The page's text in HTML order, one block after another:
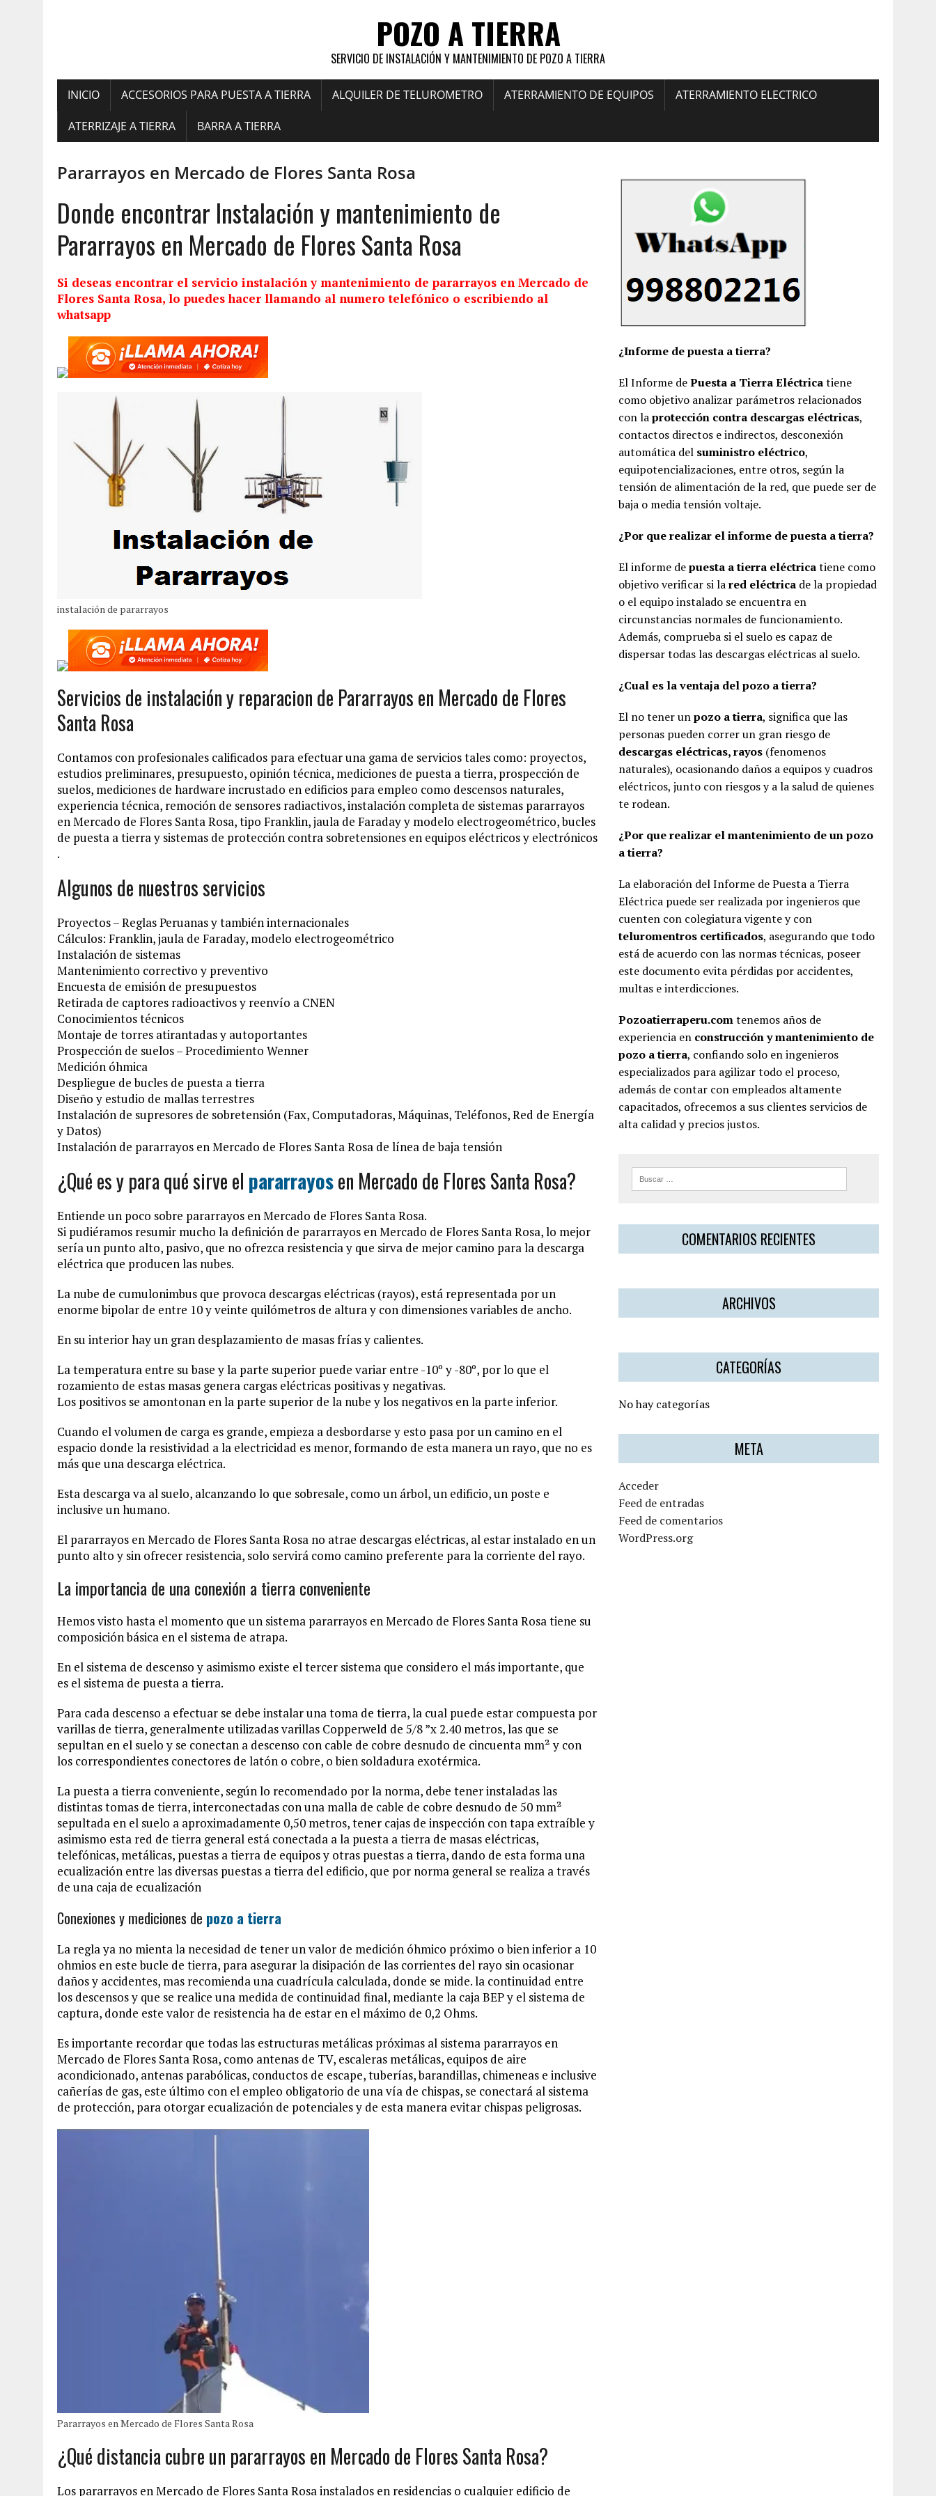
POZO A TIERRA
SERVICIO DE INSTALACIÓN Y MANTENIMIENTO DE POZO A TIERRA
INICIO ACCESORIOS PARA PUESTA A TIERRA ALQUILER DE TELUROMETRO ATERRAMIENTO DE EQUIPOS ATERRAMIENTO ELECTRICO
ATERRIZAJE A TIERRA BARRA A TIERRA
Pararrayos en Mercado de Flores Santa Rosa
Donde encontrar Instalación y mantenimiento de
Pararrayos en Mercado de Flores Santa Rosa
Si deseas encontrar el servicio instalacióny mantenimiento de pararrayos en Mercado de
Flores Santa Rosa, lo puedes hacer llamando al numero telefónico o escribiendo al
whatsapp
instalación de pararrayos
Servicios de instalación y reparacion de Pararrayos en Mercado de Flores
Santa Rosa
Contamos con profesionales calificados para efectuar una gama de servicios tales como: proyectos,
estudios preliminares, presupuesto, opinión técnica, mediciones de puesta a tierra, prospección de
suelos, mediciones de hardware incrustado en edificios para empleo como descensos naturales,
experiencia técnica, remoción de sensores radiactivos, instalación completa de sistemas pararrayos
en Mercado de Flores Santa Rosa, tipo Franklin, jaula de Faraday y modelo electrogeométrico, bucles
de puesta a tierra y sistemas de protección contra sobretensiones en equipos eléctricos y electrónicos
.
Algunos de nuestros servicios
Proyectos – Reglas Peruanas y también internacionales
Cálculos: Franklin, jaula de Faraday, modelo electrogeométrico
Instalación de sistemas
Mantenimiento correctivo y preventivo
Encuesta de emisión de presupuestos
Retirada de captores radioactivos y reenvío a CNEN
Conocimientos técnicos
Montaje de torres atirantadas y autoportantes
Prospección de suelos – Procedimiento Wenner
Medición óhmica
Despliegue de bucles de puesta a tierra
Diseño y estudio de mallas terrestres
Instalación de supresores de sobretensión (Fax, Computadoras, Máquinas, Teléfonos, Red de Energía
y Datos)
Instalación de pararrayos en Mercado de Flores Santa Rosa de línea de baja tensión
¿Qué es y para qué sirve el pararrayosen Mercado de Flores Santa Rosa?
Entiende un poco sobre pararrayos en Mercado de Flores Santa Rosa.
Si pudiéramos resumir mucho la definición de pararrayos en Mercado de Flores Santa Rosa, lo mejor
sería un punto alto, pasivo, que no ofrezca resistencia y que sirva de mejor camino para la descarga
eléctrica que producen las nubes.
La nube de cumulonimbus que provoca descargas eléctricas (rayos), está representada por un
enorme bipolar de entre 10 y veinte quilómetros de altura y con dimensiones variables de ancho.
En su interior hay un gran desplazamiento de masas frías y calientes.
La temperatura entre su base y la parte superior puede variar entre -10º y -80º, por lo que el
rozamiento de estas masas genera cargas eléctricas positivas y negativas.
Los positivos se amontonan en la parte superior de la nube y los negativos en la parte inferior.
Cuando el volumen de carga es grande, empieza a desbordarse y esto pasa por un camino en el
espacio donde la resistividad a la electricidad es menor, formando de esta manera un rayo, que no es
más que una descarga eléctrica.
Esta descarga va al suelo, alcanzando lo que sobresale, como un árbol, un edificio, un poste e
inclusive un humano.
El pararrayos en Mercado de Flores Santa Rosa no atrae descargas eléctricas, al estar instalado en un
punto alto y sin ofrecer resistencia, solo servirá como camino preferente para la corriente del rayo.
La importancia de una conexión a tierra conveniente
Hemos visto hasta el momento que un sistema pararrayos en Mercado de Flores Santa Rosa tiene su
composición básica en el sistema de atrapa.
En el sistema de descenso y asimismo existe el tercer sistema que considero el más importante, que
es el sistema de puesta a tierra.
Para cada descenso a efectuar se debe instalar una toma de tierra, la cual puede estar compuesta por
varillas de tierra, generalmente utilizadas varillas Copperweld de 5/8 ”x 2.40 metros, las que se
sepultan en el suelo y se conectan a descenso con cable de cobre desnudo de cincuenta mm² y con
los correspondientes conectores de latón o cobre, o bien soldadura exotérmica.
La puesta a tierra conveniente, según lo recomendado por la norma, debe tener instaladas las
distintas tomas de tierra, interconectadas con una malla de cable de cobre desnudo de 50 mm²
sepultada en el suelo a aproximadamente 0,50 metros, tener cajas de inspección con tapa extraíble y
asimismo esta red de tierra general está conectada a la puesta a tierra de masas eléctricas,
telefónicas, metálicas, puestas a tierra de equipos y otras puestas a tierra, dando de esta forma una
ecualización entre las diversas puestas a tierra del edificio, que por norma general se realiza a través
de una caja de ecualización
Conexiones y mediciones de pozo a tierra
La regla ya no mienta la necesidad de tener un valor de medición óhmico próximo o bien inferior a 10
ohmios en este bucle de tierra, para asegurar la disipación de las corrientes del rayo sin ocasionar
daños y accidentes, mas recomienda una cuadrícula calculada, donde se mide. la continuidad entre
los descensos y que se realice una medida de continuidad final, mediante la caja BEP y el sistema de
captura, donde este valor de resistencia ha de estar en el máximo de 0,2 Ohms.
Es importante recordar que todas las estructuras metálicas próximas al sistema pararrayos en
Mercado de Flores Santa Rosa, como antenas de TV, escaleras metálicas, equipos de aire
acondicionado, antenas parabólicas, conductos de escape, tuberías, barandillas, chimeneas e inclusive
cañerías de gas, este último con el empleo obligatorio de una vía de chispas, se conectará al sistema
de protección, para otorgar ecualización de potenciales y de esta manera evitar chispas peligrosas.
Pararrayos en Mercado de Flores Santa Rosa
¿Qué distancia cubre un pararrayos en Mercado de Flores Santa Rosa?
Los pararrayos en Mercado de Flores Santa Rosa instalados en residencias o cualquier edificio de
¿Informe de puesta a tierra?
El Informe dePuesta a Tierra Eléctricatiene
como objetivo analizar parámetros relacionados
con laprotección contra descargas eléctricas,
contactos directos e indirectos, desconexión
automática del suministro eléctrico,
equipotencializaciones, entre otros, según la
tensión de alimentación de la red, que puede ser de
baja o media tensión voltaje.
¿Por que realizar el informe de puesta a tierra?
El informe depuesta a tierra eléctricatiene como
objetivo verificar si lared eléctrica de la propiedad
o el equipo instalado se encuentra en
circunstancias normales de funcionamiento.
Además, comprueba si el suelo es capaz de
dispersar todas las descargas eléctricas al suelo.
¿Cual es la ventaja del pozo a tierra?
El no tener unpozo a tierra, significa que las
personas pueden correr un gran riesgo de
descargas eléctricas, rayos (fenomenos
naturales), ocasionando daños a equipos y cuadros
eléctricos, junto con riesgos y a la salud de quienes
te rodean.
¿Por que realizar el mantenimiento de un pozo
a tierra?
La elaboración del Informe de Puesta a Tierra
Eléctrica puede ser realizada por ingenieros que
cuenten con colegiatura vigente y con
teluromentros certificados, asegurando que todo
está de acuerdo con las normas técnicas, poseer
este documento evita pérdidas por accidentes,
multas e interdicciones.
Pozoatierraperu.comtenemos años de
experiencia en construcción y mantenimiento de
pozo a tierra, confiando solo en ingenieros
especializados para agilizar todo el proceso,
además de contar con empleados altamente
capacitados, ofrecemos a sus clientes servicios de
alta calidad y precios justos.
COMENTARIOS RECIENTES
ARCHIVOS
CATEGORÍAS
No hay categorías
META
Acceder
Feed de entradas
Feed de comentarios
WordPress.org